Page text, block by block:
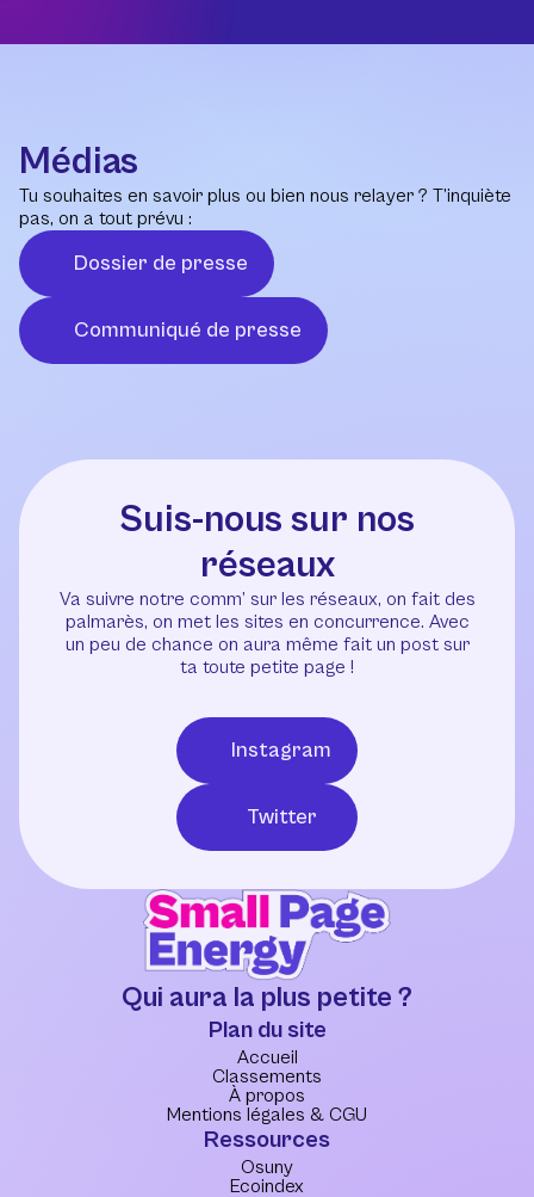
Médias
Tu souhaites en savoir plus ou bien nous relayer ? T’inquiète
pas, on a tout prévu :
Dossier de presse
Communiqué de presse
Suis-nous sur nos
réseaux
Va suivre notre comm’ sur les réseaux, on fait des
palmarès, on met les sites en concurrence. Avec
un peu de chance on aura même fait un post sur
ta toute petite page !
Instagram
Twitter
Qui aura la plus petite ?
Plan du site
Accueil
Classements
À propos
Mentions légales & CGU
Ressources
Osuny
Ecoindex